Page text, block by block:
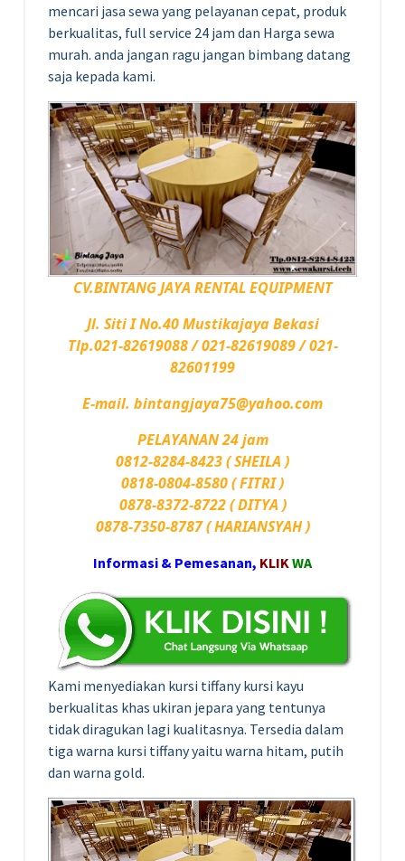
mencari jasa sewa yang pelayanan cepat, produk
berkualitas, full service 24 jam dan Harga sewa
murah. anda jangan ragu jangan bimbang datang
saja kepada kami.
CV.BINTANG JAYA RENTAL EQUIPMENT
Jl. Siti I No.40 Mustikajaya Bekasi
Tlp.021-82619088 / 021-82619089 / 021-
82601199
E-mail. bintangjaya75@yahoo.com
PELAYANAN 24 jam
0812-8284-8423 ( SHEILA )
0818-0804-8580 ( FITRI )
0878-8372-8722 ( DITYA )
0878-7350-8787 ( HARIANSYAH )
Informasi & Pemesanan, KLIK WA
Kami menyediakan kursi tiffany kursi kayu
berkualitas khas ukiran jepara yang tentunya
tidak diragukan lagi kualitasnya. Tersedia dalam
tiga warna kursi tiffany yaitu warna hitam, putih
dan warna gold.